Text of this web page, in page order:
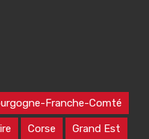
Franche-Comté
Corse Grand Est